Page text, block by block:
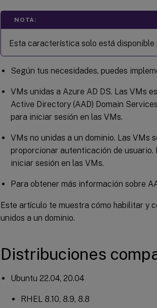
NOTA:
Esta característica solo está disponible
Según tus necesidades, puedes
VMs unidas a Azure AD DS. Las VMs
Active Directory (AAD) Domain
para iniciar sesión en las VMs.
VMs no unidas a un dominio. Las VMs
proporcionar autenticación de usuario.
iniciar sesión en las VMs.
Para obtener más información sobre
Este artículo te muestra cómo habilitar y
unidos a un dominio.
Distribuciones
Ubuntu 22.04, 20.04
RHEL 8.10, 8.9, 8.8